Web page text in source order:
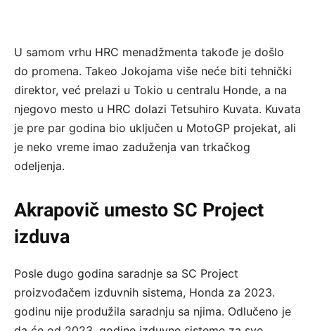
U samom vrhu HRC menadžmenta takođe je došlo
do promena. Takeo Jokojama više neće biti tehnički
direktor, već prelazi u Tokio u centralu Honde, a na
njegovo mesto u HRC dolazi Tetsuhiro Kuvata. Kuvata
je pre par godina bio uključen u MotoGP projekat, ali
je neko vreme imao zaduženja van trkačkog
odeljenja.
Akrapovič umesto SC Project
izduva
Posle dugo godina saradnje sa SC Project
proizvođačem izduvnih sistema, Honda za 2023.
godinu nije produžila saradnju sa njima. Odlučeno je